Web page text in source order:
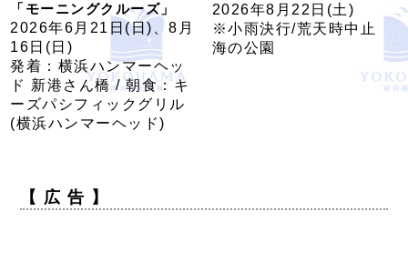
「モーニングクルーズ」
2026年6月21日(日)、8月
16日(日)
発着：横浜ハンマーヘッ
ド 新港さん橋 / 朝食：キ
ーズパシフィックグリル
(横浜ハンマーヘッド)
2026年8月22日(土)
※小雨決行/荒天時中止
海の公園
【 広 告 】